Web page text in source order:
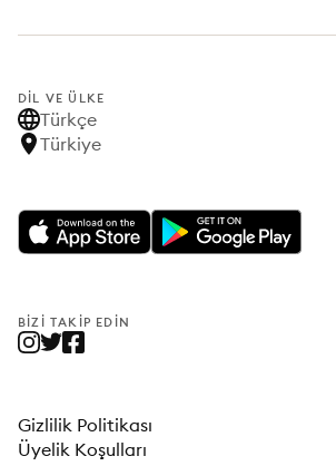
DIL VE ÜLKE
Türkçe
Türkiye
BIZI TAKIP EDIN
Gizlilik Politikası
Üyelik Koşulları